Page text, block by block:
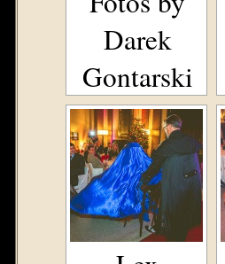
Darek
Gontarski